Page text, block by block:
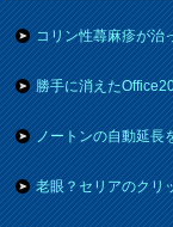
コリン性蕁麻疹が治
勝手に消えた
ノートンの自動延長
老眼？セリアのクリ